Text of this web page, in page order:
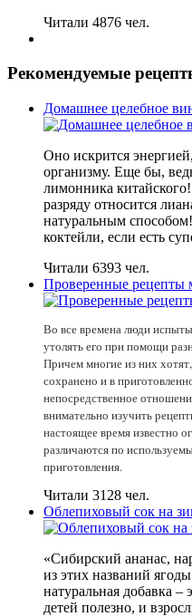
Читали 4876 чел.
Рекомендуемые
Домашнее целебное
Оно искрится
организму. Еще бы,
лимонника
разряду относится
натуральным
коктейли, если есть
Читали 6393 чел.
Проверенные рецепты
Во все времена люди
утолять его при помощи
Причем многие из них
сохранено и в
непосредственное
внимательно изучить
настоящее время известно
различаются по
приготовления.
Читали 3128 чел.
Облепиховый сок на
«Сибирский ананас,
из этих названий
натуральная добавка
детей полезно, и